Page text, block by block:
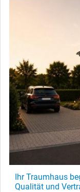
Ihr Traumhaus
Qualität und